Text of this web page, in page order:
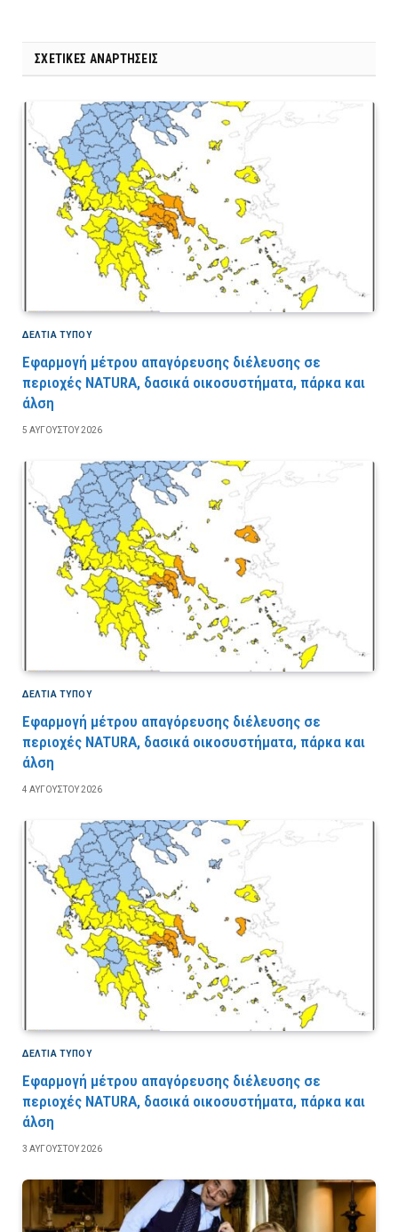
ΣΧΕΤΙΚΈΣ ΑΝΑΡΤΉΣΕΙΣ
ΔΕΛΤΙΑ ΤΥΠΟΥ
Εφαρμογή μέτρου απαγόρευσης διέλευσης σε
περιοχές NATURA, δασικά οικοσυστήματα, πάρκα και
άλση
5 ΑΥΓΟΎΣΤΟΥ 2026
ΔΕΛΤΙΑ ΤΥΠΟΥ
Εφαρμογή μέτρου απαγόρευσης διέλευσης σε
περιοχές NATURA, δασικά οικοσυστήματα, πάρκα και
άλση
4 ΑΥΓΟΎΣΤΟΥ 2026
ΔΕΛΤΙΑ ΤΥΠΟΥ
Εφαρμογή μέτρου απαγόρευσης διέλευσης σε
περιοχές NATURA, δασικά οικοσυστήματα, πάρκα και
άλση
3 ΑΥΓΟΎΣΤΟΥ 2026